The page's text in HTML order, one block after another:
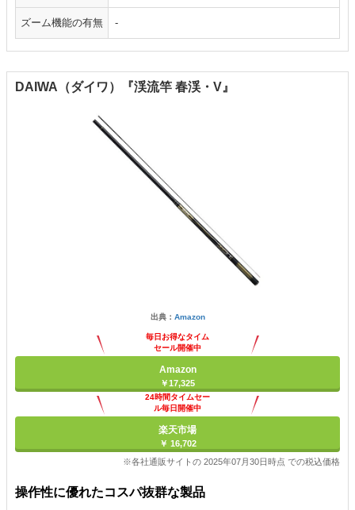
ズーム機能の有無 -
DAIWA（ダイワ）『渓流竿 春渓・V』
出典： Amazon
毎日お得なタイム
セール開催中
Amazon
￥17,325
24時間タイムセー
ル毎日開催中
楽天市場
￥ 16,702
※各社通販サイトの 2025年07月30日時点 での税込価格
操作性に優れたコスパ抜群な製品